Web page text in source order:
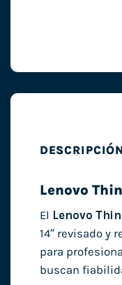
Lenovo
El Lenovo
14″ revisado y
para
buscan